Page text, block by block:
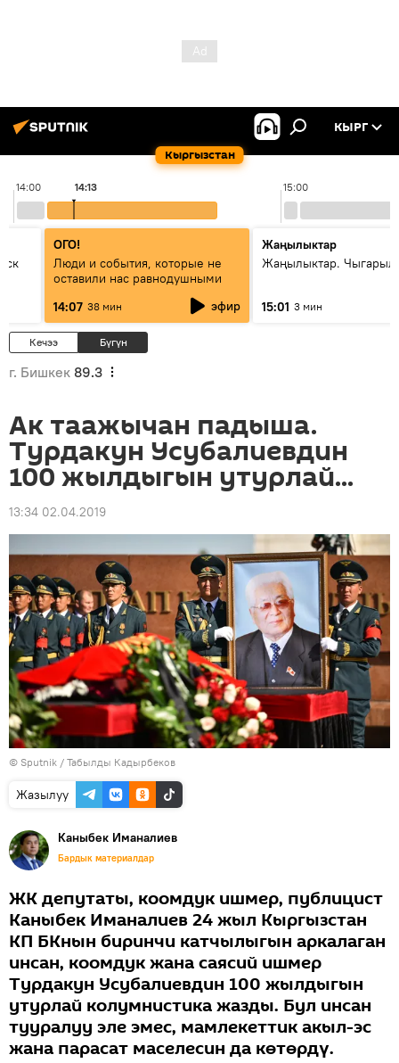
Кыргызстан
КЫРГ
14:00 15:00
14:13
ОГО!
Люди и события, которые не
оставили нас равнодушными
14:07 38 мин эфир
Жаңылыктар
Жаңылыктар.
15:01 3 мин
Кечээ Бүгүн
г. Бишкек 89.3
Ак таажычан падыша.
Турдакун Усубалиевдин
100 жылдыгын утурлай...
13:34 02.04.2019
© Sputnik / Табылды Кадырбеков
Жазылуу
Каныбек Иманалиев
Бардык материалдар
ЖК депутаты, коомдук ишмер, публицист
Каныбек Иманалиев 24 жыл Кыргызстан
КП БКнын биринчи катчылыгын аркалаган
инсан, коомдук жана саясий ишмер
Турдакун Усубалиевдин 100 жылдыгын
утурлай колумнистика жазды. Бул инсан
тууралуу эле эмес, мамлекеттик акыл-эс
жана парасат маселесин да көтөрдү.